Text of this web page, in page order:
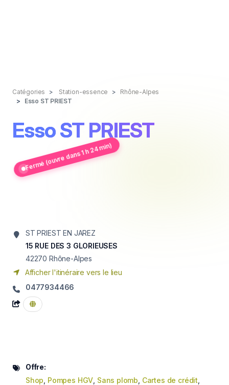
Catégories Station-essence
Rhône-Alpes
Esso ST PRIEST
Esso ST PRIEST
Fermé (ouvre dans 1 h 24 min)
ST PRIEST EN JAREZ
15 RUE DES 3 GLORIEUSES
42270 Rhône-Alpes
Afficher l'itinéraire vers le lieu
0477934466
Offre:
Shop Pompes HGV Sans plomb Cartes de crédit